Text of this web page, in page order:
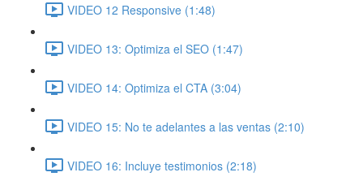
VIDEO 12 Responsive (1:48)
VIDEO 13: Optimiza el SEO (1:47)
VIDEO 14: Optimiza el CTA (3:04)
VIDEO 15: No te adelantes a las ventas (2:10)
VIDEO 16: Incluye testimonios (2:18)